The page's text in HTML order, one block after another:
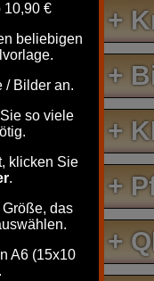
+
+
+
+
+
10,90 €
beliebigen
/ Bilder an.
so viele
klicken Sie
.
das
A6 (15x10